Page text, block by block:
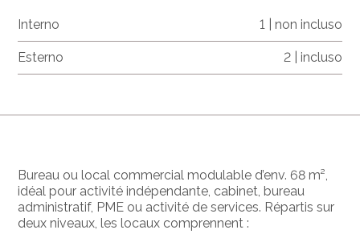
Bureau ou local commercial modulable d’env. 68 m²,
idéal pour activité indépendante, cabinet, bureau
administratif, PME ou activité de services. Répartis sur
deux niveaux, les locaux comprennent :
Interno 1 | non incluso
Esterno 2 | incluso